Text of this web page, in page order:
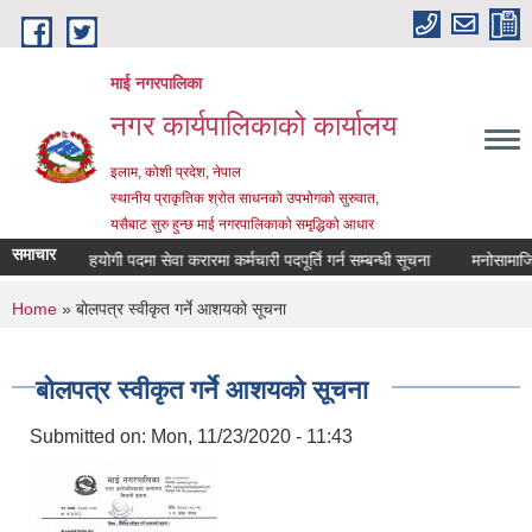
Skip to main content
माई नगरपालिका
नगर कार्यपालिकाको कार्यालय
इलाम, कोशी प्रदेश, नेपाल
स्थानीय प्राकृतिक श्रोत साधनको उपभोगको सुरुवात,
यसैबाट सुरु हुन्छ माई नगरपालिकाको समृद्धिको आधार
समाचार
कार्यालय सहयोगी पदमा सेवा करारमा कर्मचारी पदपूर्ति गर्न सम्बन्धी सूचना
You are here
Home » बोलपत्र स्वीकृत गर्ने आशयको सूचना
बोलपत्र स्वीकृत गर्ने आशयको सूचना
Submitted on: Mon, 11/23/2020 - 11:43